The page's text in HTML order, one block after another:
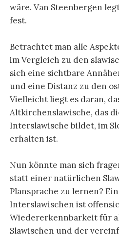
wäre. Van Steenbergen
fest.
Betrachtet man alle
im Vergleich zu den
sich eine sichtbare
und eine Distanz zu den
Vielleicht liegt es daran,
Altkirchenslawische, das
Interslawische bildet, im
erhalten ist.
Nun könnte man sich
statt einer natürlichen
Plansprache zu lernen?
Interslawischen ist
Wiedererkennbarkeit für
Slawischen und der